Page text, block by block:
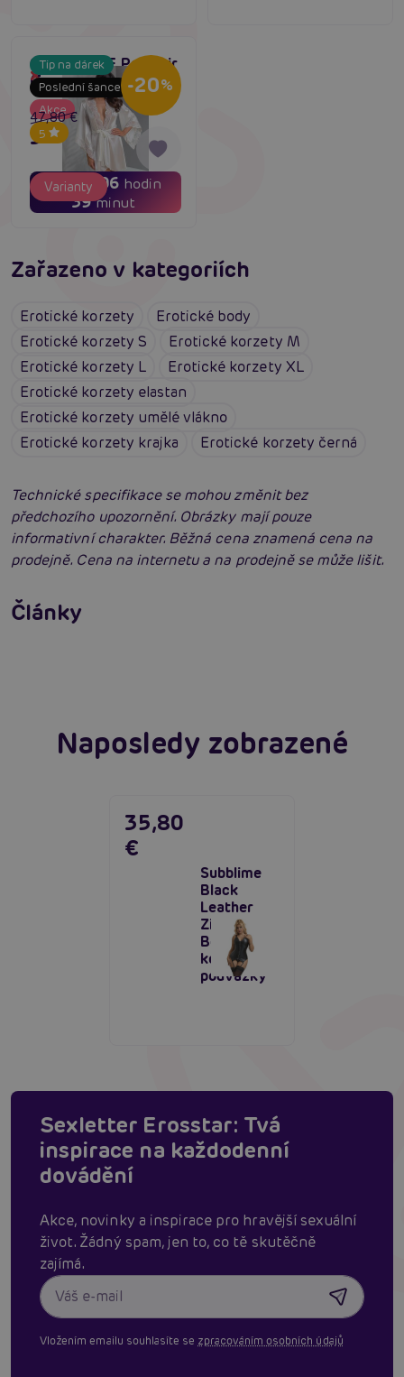
Tip na dárek
Poslední šance
Akce
5
-20%
03 dní 06 hodin
39 minut
Casmir INOE Peignoir
(Ecru)
Dočasně vyprodané
47,80 €
38,24 €
Varianty
Zařazeno v kategoriích
Erotické korzety
Erotické body
Erotické korzety S
Erotické korzety M
Erotické korzety L
Erotické korzety XL
Erotické korzety elastan
Erotické korzety umělé vlákno
Erotické korzety krajka
Erotické korzety černá
Technické specifikace se mohou změnit bez
předchozího upozornění. Obrázky mají pouze
informativní charakter. Běžná cena znamená cena na
prodejně. Cena na internetu a na prodejně se může lišit.
Články
neodolatelně sexy
Číst více
Erotická inteligence: Příručka Sexiomů
Naposledy zobrazené
Subblime
Black
Leather
Zipper
Body,
korzet s
podvazky
35,80
€
Sexletter Erosstar: Tvá
inspirace na každodenní
dovádění
Akce, novinky a inspirace pro hravější sexuální
život. Žádný spam, jen to, co tě skutěčně
zajímá.
Vložením emailu souhlasíte se zpracováním osobních údajů